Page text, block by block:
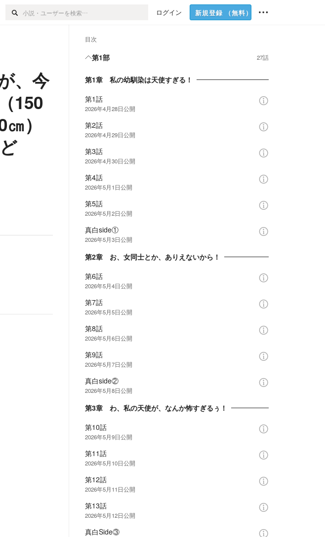
ログイン 新規登録 （無料）
、今
150
）
目次
第1部 27話
第1章 私の幼馴染は天使すぎる！
第1話
2026年4月28日公開
第2話
2026年4月29日公開
第3話
2026年4月30日公開
第4話
2026年5月1日公開
第5話
2026年5月2日公開
真白side①
2026年5月3日公開
第2章 お、女同士とか、ありえないから！
第6話
2026年5月4日公開
第7話
2026年5月5日公開
第8話
2026年5月6日公開
第9話
2026年5月7日公開
真白side②
2026年5月8日公開
第3章 わ、私の天使が、なんか怖すぎるぅ！
第10話
2026年5月9日公開
第11話
2026年5月10日公開
第12話
2026年5月11日公開
第13話
2026年5月12日公開
真白Side③